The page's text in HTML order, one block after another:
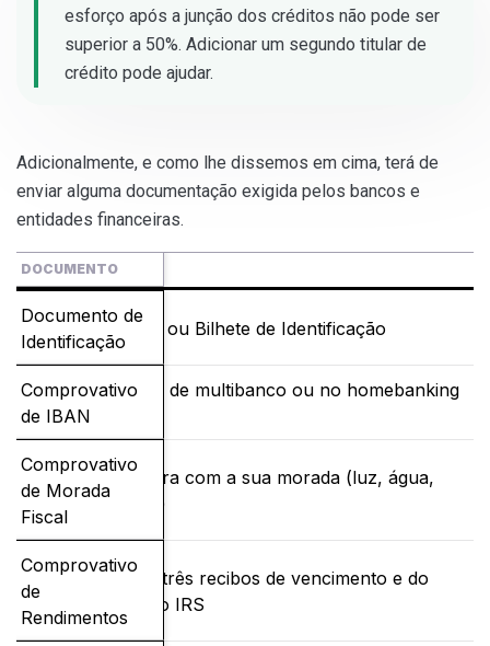
esforço após a junção dos créditos não pode ser
superior a 50%. Adicionar um segundo titular de
crédito pode ajudar.
Adicionalmente, e como lhe dissemos em cima, terá de
enviar alguma documentação exigida pelos bancos e
entidades financeiras.
DOCUMENTO
APRESENTAÇÃO
Documento de
Identificação
Cartão de Cidadão ou Bilhete de Identificação
Comprovativo
de IBAN
Obtido numa caixa de multibanco ou no homebanking
do banco
Comprovativo
de Morada
Fiscal
Cópia de uma fatura com a sua morada (luz, água,
telecomunicações)
Comprovativo
de
Rendimentos
Cópia dos últimos três recibos de vencimento e do
último Modelo 3 do IRS